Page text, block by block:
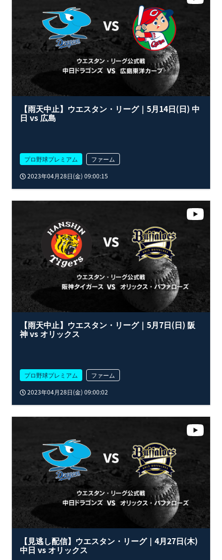
【雨天中止】ウエスタン・リーグ｜5月14日(日) 中
日 vs 広島
プロ野球プレミアム
ファーム
2023年04月28日(金) 09:00:15
【雨天中止】ウエスタン・リーグ｜5月7日(日) 阪
神 vs オリックス
プロ野球プレミアム
ファーム
2023年04月28日(金) 09:00:02
【見逃し配信】ウエスタン・リーグ｜4月27日(木)
中日 vs オリックス